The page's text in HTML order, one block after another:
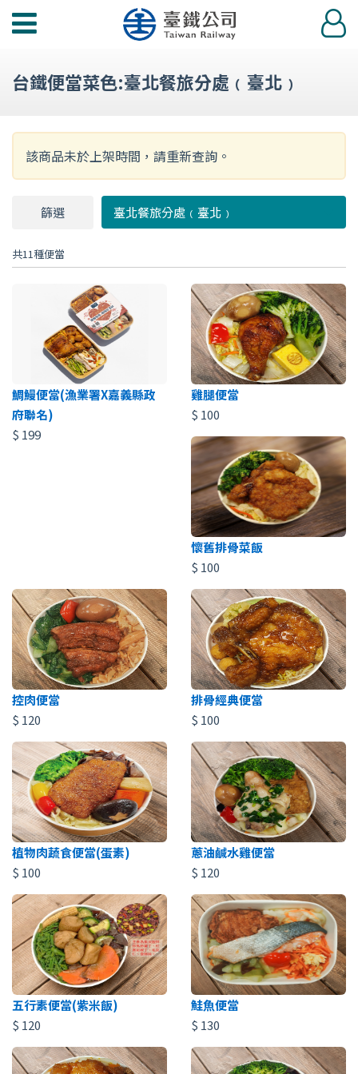
功
單
登
入
台鐵便當菜色:臺北餐旅分處﹙臺北﹚
該商品未於上架時間，請重新查詢。
篩選 臺北餐旅分處﹙臺北﹚
共11種便當
鯛鰻便當(漁業署X嘉義縣政
府聯名)
$ 199
雞腿便當
$ 100
懷舊排骨菜飯
$ 100
控肉便當
$ 120
排骨經典便當
$ 100
植物肉蔬食便當(蛋素)
$ 100
蔥油鹹水雞便當
$ 120
五行素便當(紫米飯)
$ 120
鮭魚便當
$ 130